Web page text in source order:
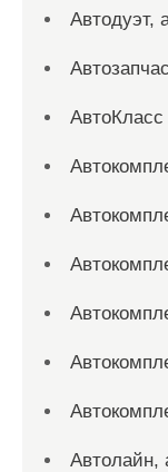
Автодуэт,
АвтоКласс
Автолайн,